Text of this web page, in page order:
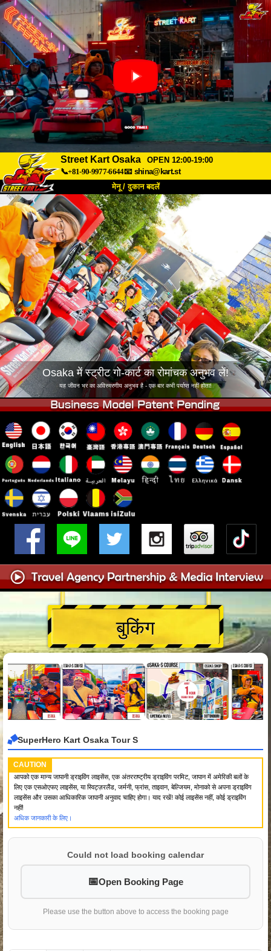
Street Kart Osaka
OPEN 12:00-19:00
📞+81-90-9977-6644📧 shina@kart.st
मेनू / दुकान बदलें
TOP
हमारे बारे में विशेषताएँ
पहुंच वॉयस
कंपनी बुकिंग
शाखा बदलें
टोक्यो शिनागावा #1 टोक्यो अकीहबारा#1
टोक्यो अकीहबारा#2 टोक्यो शिबुया
टोक्यो शिबुया एनेक्स टोक्यो बे
टोक्यो असाकुसा ओसाका
ओकिनावा
Osaka में स्ट्रीट गो-कार्ट का रोमांचक अनुभव लें!
यह जीवन भर का अविस्मरणीय अनुभव है - एक बार कभी पर्याप्त नहीं होता!
बुकिंग
SuperHero Kart Osaka Tour S
CAUTION
आपको एक मान्य जापानी ड्राइविंग लाइसेंस, एक अंतरराष्ट्रीय ड्राइविंग परमिट, जापान में अमेरिकी बलों के
लिए एक एसओएफए लाइसेंस, या स्विट्ज़रलैंड, जर्मनी, फ्रांस, ताइवान, बेल्जियम, मोनाको से अपना ड्राइविंग
लाइसेंस और उसका आधिकारिक जापानी अनुवाद चाहिए होगा। याद रखें! कोई लाइसेंस नहीं, कोई ड्राइविंग
नहीं!
अधिक जानकारी के लिए।
Could not load booking calendar
Open Booking Page
Please use the button above to access the booking page